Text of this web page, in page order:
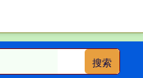
搜索